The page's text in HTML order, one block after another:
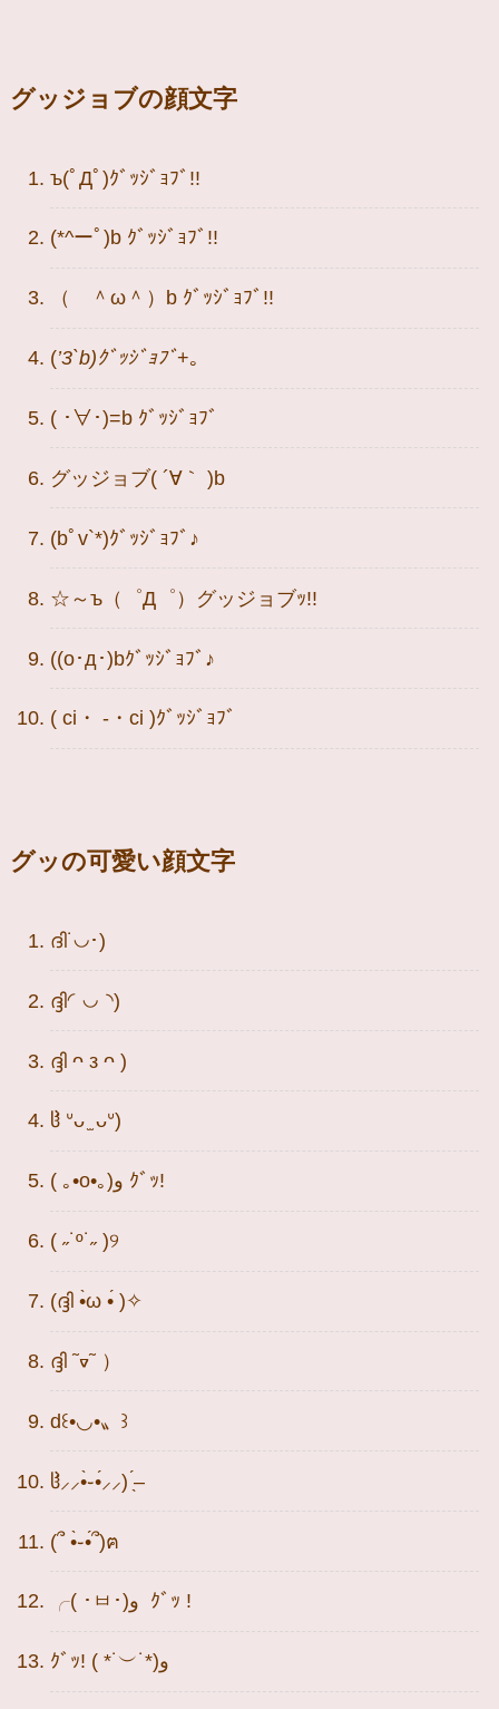
グッジョブの顔文字
ъ(ﾟДﾟ)ｸﾞｯｼﾞｮﾌﾞ!!
(*^ーﾟ)b ｸﾞｯｼﾞｮﾌﾞ!!
（ ＾ω＾）b ｸﾞｯｼﾞｮﾌﾞ!!
(’3`b)ｸﾞｯｼﾞｮﾌﾞ+｡
( ･∀･)=b ｸﾞｯｼﾞｮﾌﾞ
グッジョブ( ´∀｀ )b
(bﾟv`*)ｸﾞｯｼﾞｮﾌﾞ♪
☆～ъ（゜Д゜）グッジョブｯ!!
((o･д･)bｸﾞｯｼﾞｮﾌﾞ♪
( ci・ -・ci )ｸﾞｯｼﾞｮﾌﾞ
グッの可愛い顔文字
ദി˙◡･)
ദ്ദി‎◜◡◝)
ദ്ദി ᴖ ᴈ ᴖ )
ჱ̒ ᐡᴗ ̫ ᴗᐡ)
( ｡•o•｡)و ｸﾞｯ!
( ˶˙º˙˶ )୨
(ദ്ദി •̀ω •́ )✧
ദ്ദി ῀ᢦ῀ ）
d꒰•◡•〟꒱
ჱ̒⸝⸝•̀֊•́⸝⸝)‪ ̖́–
(՞ •̀֊•́՞)ฅ
╭( ･ㅂ･)و ｸﾞｯ !
ｸﾞｯ! ( *˙︶˙*)و